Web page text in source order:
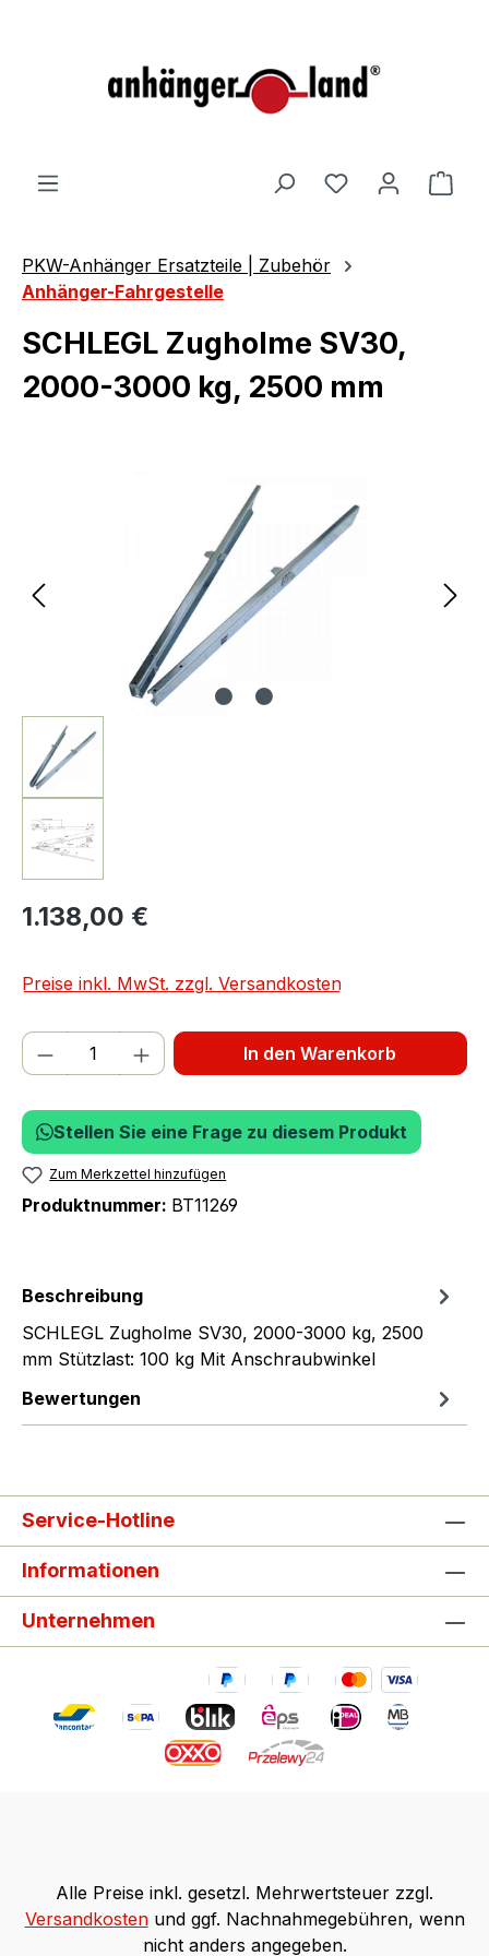
PKW-Anhänger Ersatzteile | Zubehör
Anhänger-Fahrgestelle
SCHLEGL Zugholme SV30,
2000-3000 kg, 2500 mm
1.138,00 €
Preise inkl. MwSt. zzgl. Versandkosten
Produkt Anzahl: Gib den gewünschten
In den Warenkorb
Stellen Sie eine Frage zu diesem Produkt
Zum Merkzettel hinzufügen
Produktnummer: BT11269
Beschreibung
SCHLEGL Zugholme SV30, 2000-3000 kg, 2500
mm Stützlast: 100 kg Mit Anschraubwinkel
Bewertungen
Service-Hotline
Informationen
Unternehmen
Alle Preise inkl. gesetzl. Mehrwertsteuer zzgl.
Versandkostenund ggf. Nachnahmegebühren, wenn
nicht anders angegeben.